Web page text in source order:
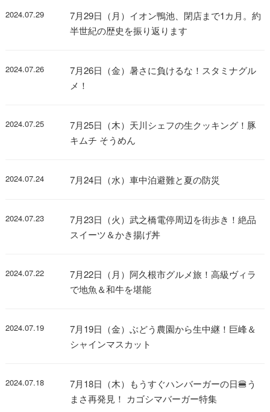
2024.07.29
7月29日（月）イオン鴨池、閉店まで1カ月。約
半世紀の歴史を振り返ります
2024.07.26
7月26日（金）暑さに負けるな！スタミナグル
メ！
2024.07.25
7月25日（木）天川シェフの生クッキング！豚
キムチ そうめん
2024.07.24 7月24日（水）車中泊避難と夏の防災
2024.07.23
7月23日（火）武之橋電停周辺を街歩き！絶品
スイーツ＆かき揚げ丼
2024.07.22
7月22日（月）阿久根市グルメ旅！高級ヴィラ
で地魚＆和牛を堪能
2024.07.19
7月19日（金）ぶどう農園から生中継！巨峰＆
シャインマスカット
2024.07.18
7月18日（木）もうすぐハンバーガーの日🍔う
まさ再発見！ カゴシマバーガー特集